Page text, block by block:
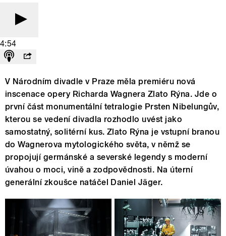
4:54
V Národním divadle v Praze měla premiéru nová
inscenace opery Richarda Wagnera Zlato Rýna. Jde o
první část monumentální tetralogie Prsten Nibelungův,
kterou se vedení divadla rozhodlo uvést jako
samostatný, solitérní kus. Zlato Rýna je vstupní branou
do Wagnerova mytologického světa, v němž se
propojují germánské a severské legendy s moderní
úvahou o moci, vině a zodpovědnosti. Na úterní
generální zkoušce natáčel Daniel Jäger.